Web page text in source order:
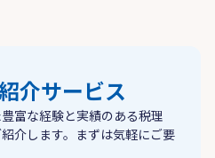
介サービス
富な経験と実績のある税理
介します。まずは気軽にご要